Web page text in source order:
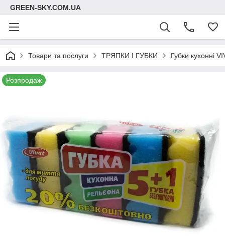
GREEN-SKY.COM.UA
Товари та послуги ТРЯПКИ І ГУБКИ Губки кухонні
Розпродаж